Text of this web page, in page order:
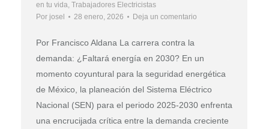
en tu vida, Trabajadores Electricistas
Por josel 28 enero, 2026 Deja un comentario
Por Francisco Aldana La carrera contra la
demanda: ¿Faltará energía en 2030? En un
momento coyuntural para la seguridad energética
de México, la planeación del Sistema Eléctrico
Nacional (SEN) para el periodo 2025-2030 enfrenta
una encrucijada crítica entre la demanda creciente